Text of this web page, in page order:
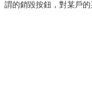
謂的銷毀按鈕，對某戶